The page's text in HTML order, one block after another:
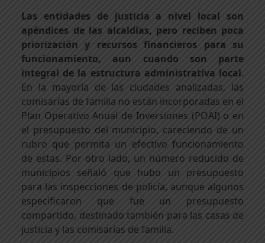
Las entidades de justicia a nivel local son
apéndices de las alcaldías, pero reciben poca
priorización y recursos financieros para su
funcionamiento, aun cuando son parte
integral de la estructura administrativa local.
En la mayoría de las ciudades analizadas, las
comisarías de familia no están incorporadas en el
Plan Operativo Anual de Inversiones (POAI) o en
el presupuesto del municipio, careciendo de un
rubro que permita un efectivo funcionamiento
de estas. Por otro lado, un número reducido de
municipios señaló que hubo un presupuesto
para las inspecciones de policía, aunque algunos
especificaron que fue un presupuesto
compartido, destinado también para las casas de
justicia y las comisarías de familia.